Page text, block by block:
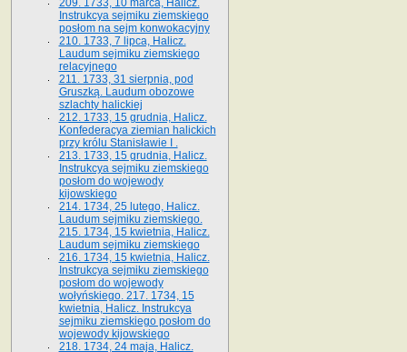
209. 1733, 10 marca, Halicz.
Instrukcya sejmiku ziemskiego
posłom na sejm konwokacyjny
210. 1733, 7 lipca, Halicz.
Laudum sejmiku ziemskiego
relacyjnego
211. 1733, 31 sierpnia, pod
Gruszką. Laudum obozowe
szlachty halickiej
212. 1733, 15 grudnia, Halicz.
Konfederacya ziemian halickich
przy królu Stanisławie I .
213. 1733, 15 grudnia, Halicz.
Instrukcya sejmiku ziemskiego
posłom do wojewody
kijowskiego
214. 1734, 25 lutego, Halicz.
Laudum sejmiku ziemskiego.
215. 1734, 15 kwietnia, Halicz.
Laudum sejmiku ziemskiego
216. 1734, 15 kwietnia, Halicz.
Instrukcya sejmiku ziemskiego
posłom do wojewody
wołyńskiego. 217. 1734, 15
kwietnia, Halicz. Instrukcya
sejmiku ziemskiego posłom do
wojewody kijowskiego
218. 1734, 24 maja, Halicz.